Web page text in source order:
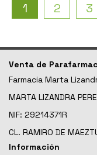
1 2 3
Venta de
Farmacia Marta
MARTA LIZANDRA
NIF: 29214371R
CL. RAMIRO DE
Información